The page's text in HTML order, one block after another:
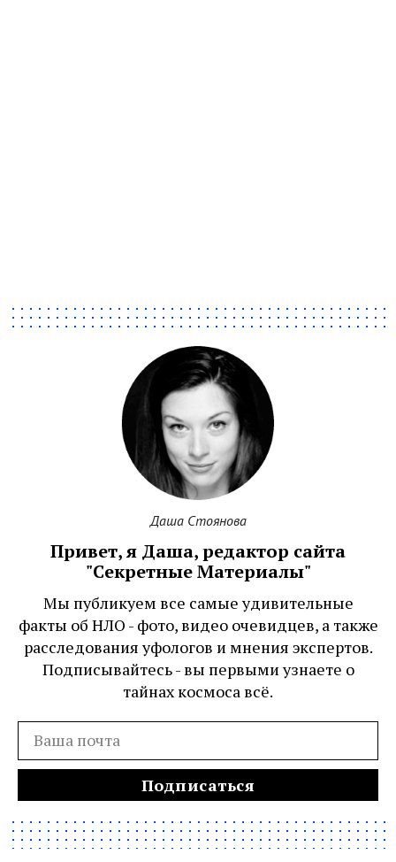
Даша Стоянова
Привет, я Даша, редактор сайта
"Секретные Материалы"
Мы публикуем все самые удивительные
факты об НЛО - фото, видео очевидцев, а также
расследования уфологов и мнения экспертов.
Подписывайтесь - вы первыми узнаете о
тайнах космоса всё.
Подписаться